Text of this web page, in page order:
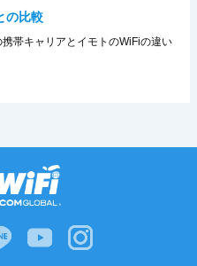
の比較
帯キャリアとイモトのWiFiの違い